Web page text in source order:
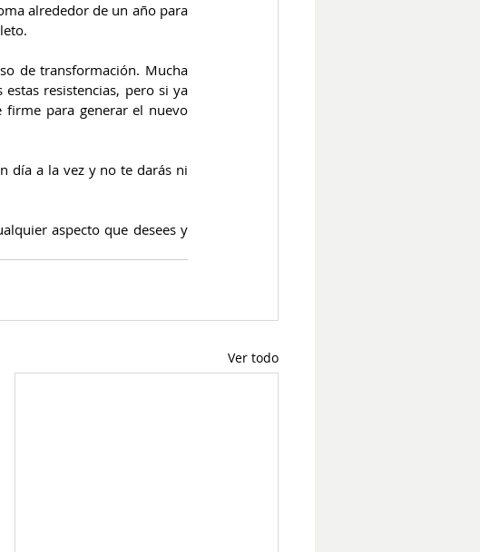
alrededor de un año para
de transformación. Mucha
resistencias, pero si ya
firme para generar el nuevo
día a la vez y no te darás ni
aspecto que desees y
Ver todo